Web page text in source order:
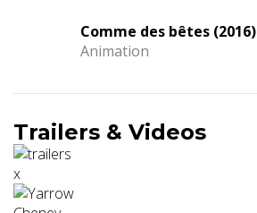
Comme des bêtes (2016)
Animation
Trailers & Videos
x